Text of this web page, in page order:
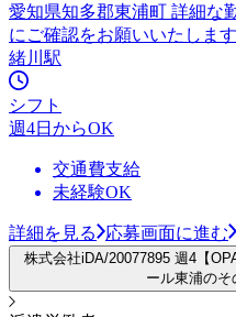
愛知県知多郡東浦町 詳細な
にご確認をお願いいたします
緒川駅
シフト
週4日からOK
交通費支給
未経験OK
詳細を見る 応募画面に進む
株式会社iDA/20077895 週4【
ール東浦の